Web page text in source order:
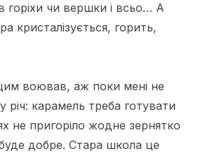
горіхи чи вершки і всьо… А
кристалізується, горить,
воював, аж поки мені не
річ: карамель треба готувати
не пригоріло жодне зернятко
добре. Стара школа це